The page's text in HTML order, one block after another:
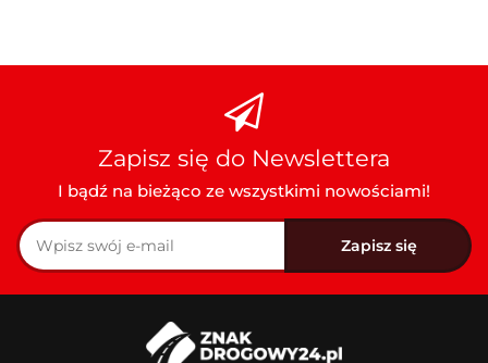
Zapisz się do Newslettera
I bądź na bieżąco ze wszystkimi nowościami!